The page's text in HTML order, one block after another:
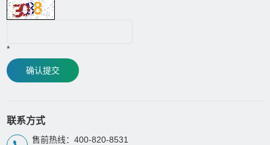
*
确认提交
联系方式
售前热线：400-820-8531